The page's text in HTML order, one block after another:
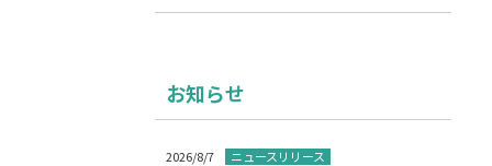
お知らせ
2026/8/7 ニュースリリース